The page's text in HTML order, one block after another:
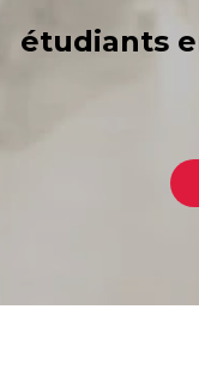
étudiants